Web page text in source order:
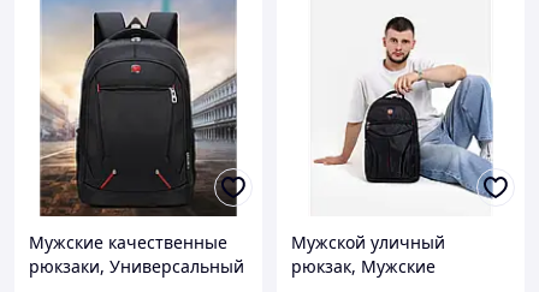
Мужские качественные
рюкзаки, Универсальный
Мужской уличный
рюкзак, Мужские